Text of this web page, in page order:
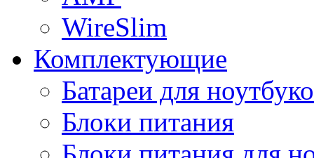
WireSlim
Комплектующие
Батареи для
Блоки питания